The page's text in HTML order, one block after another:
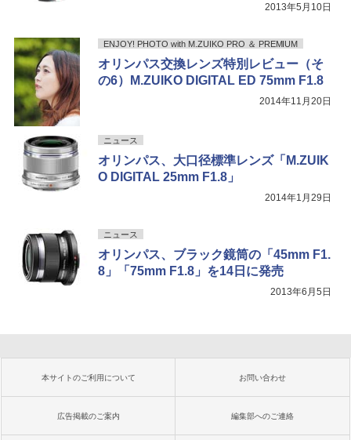
2013年5月10日
ENJOY! PHOTO with M.ZUIKO PRO ＆ PREMIUM
オリンパス交換レンズ特別レビュー（そ
の6）M.ZUIKO DIGITAL ED 75mm F1.8
2014年11月20日
ニュース
オリンパス、大口径標準レンズ「M.ZUIK
O DIGITAL 25mm F1.8」
2014年1月29日
ニュース
オリンパス、ブラック鏡筒の「45mm F1.
8」「75mm F1.8」を14日に発売
2013年6月5日
本サイトのご利用について お問い合わせ
広告掲載のご案内 編集部へのご連絡